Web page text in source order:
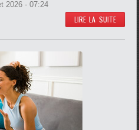
2026 - 07:24
LIRE LA SUITE